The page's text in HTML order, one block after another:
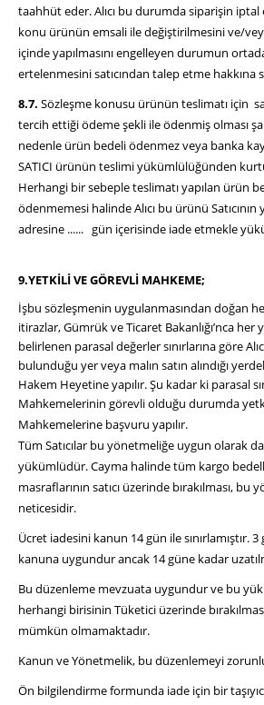
taahhüt eder. Alıcı bu durumda siparişin
konu ürünün emsali ile değiştirilmesini ve/
içinde yapılmasını engelleyen durumun
ertelenmesini satıcından talep etme hakkına
8.7. Sözleşme konusu ürünün teslimatı için
tercih ettiği ödeme şekli ile ödenmiş olması
nedenle ürün bedeli ödenmez veya banka
SATICI ürünün teslimi yükümlülüğünden
Herhangi bir sebeple teslimatı yapılan ürün
ödenmemesi halinde Alıcı bu ürünü
adresine ...... gün içerisinde iade etmekle
9.YETKİLİ VE GÖREVLİ MAHKEME;
İşbu sözleşmenin uygulanmasından doğan
itirazlar, Gümrük ve Ticaret Bakanlığı’nca her
belirlenen parasal değerler sınırlarına göre
bulunduğu yer veya malın satın alındığı
Hakem Heyetine yapılır. Şu kadar ki parasal
Mahkemelerinin görevli olduğu durumda
Mahkemelerine başvuru yapılır.
Tüm Satıcılar bu yönetmeliğe uygun olarak
yükümlüdür. Cayma halinde tüm kargo
masraflarının satıcı üzerinde bırakılması, bu
neticesidir.
Ücret iadesini kanun 14 gün ile sınırlamıştır.
kanuna uygundur ancak 14 güne kadar
Bu düzenleme mevzuata uygundur ve bu
herhangi birisinin Tüketici üzerinde
mümkün olmamaktadır.
Kanun ve Yönetmelik, bu düzenlemeyi
Ön bilgilendirme formunda iade için bir